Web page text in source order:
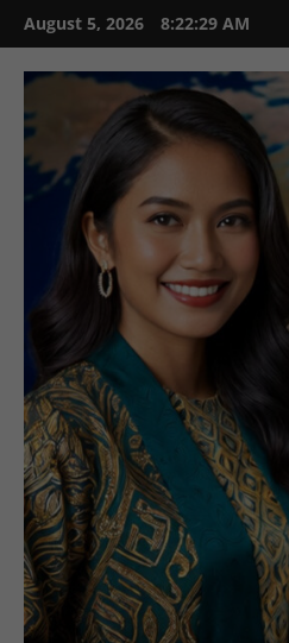
Skip
to
content
August 5, 2026 8:22:30 AM